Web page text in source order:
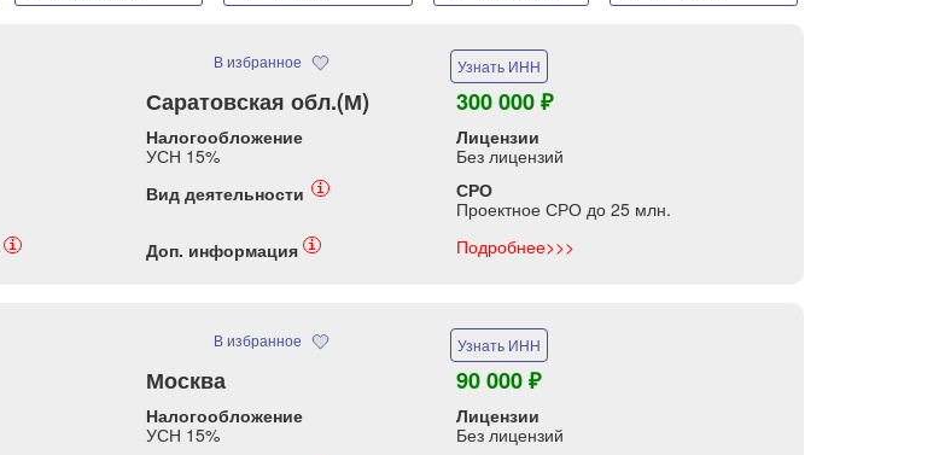
В избранное Узнать ИНН
Саратовская обл.(М) 300 000 ₽
Налогообложение
УСН 15%
Лицензии
Без лицензий
Вид деятельности i
СРО
Проектное СРО до 25 млн.
i Доп. информация i Подробнее>>>
В избранное Узнать ИНН
Москва 90 000 ₽
Налогообложение
УСН 15%
Лицензии
Без лицензий